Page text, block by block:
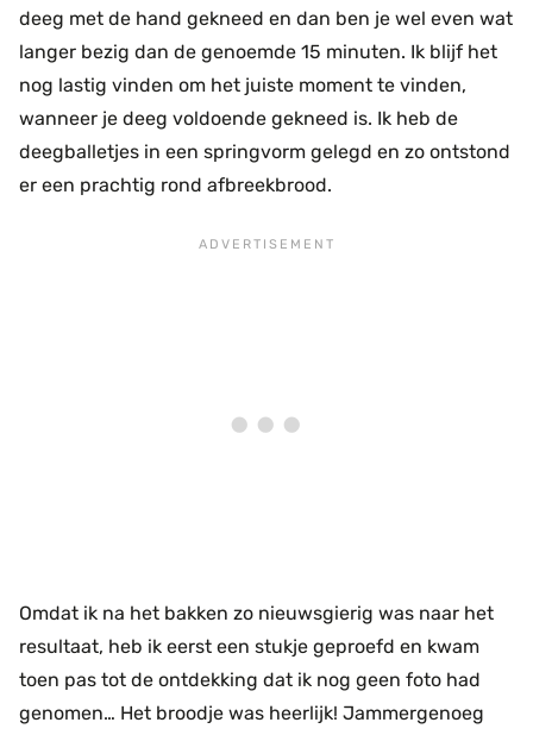
deeg met de hand gekneed en dan ben je wel even wat
langer bezig dan de genoemde 15 minuten. Ik blijf het
nog lastig vinden om het juiste moment te vinden,
wanneer je deeg voldoende gekneed is. Ik heb de
deegballetjes in een springvorm gelegd en zo ontstond
er een prachtig rond afbreekbrood.
Omdat ik na het bakken zo nieuwsgierig was naar het
resultaat, heb ik eerst een stukje geproefd en kwam
toen pas tot de ontdekking dat ik nog geen foto had
genomen… Het broodje was heerlijk! Jammergenoeg